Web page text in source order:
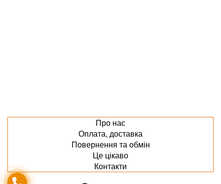
Про нас
Оплата, доставка
Повернення та обмін
Це цікаво
Контакти